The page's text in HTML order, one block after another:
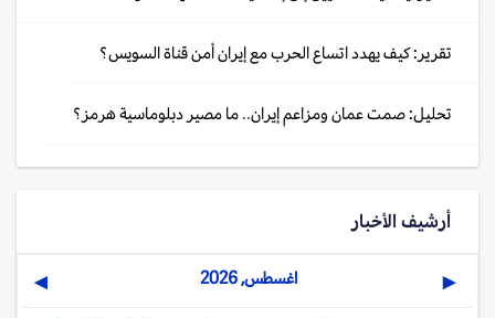
تقرير: كيف يهدد اتساع الحرب مع إيران أمن قناة السويس؟
تحليل: صمت عمان ومزاعم إيران.. ما مصير دبلوماسية هرمز؟
أرشيف الأخبار
◀ اغسطس, 2026 ▶